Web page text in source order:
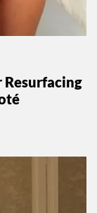
Resurfacing